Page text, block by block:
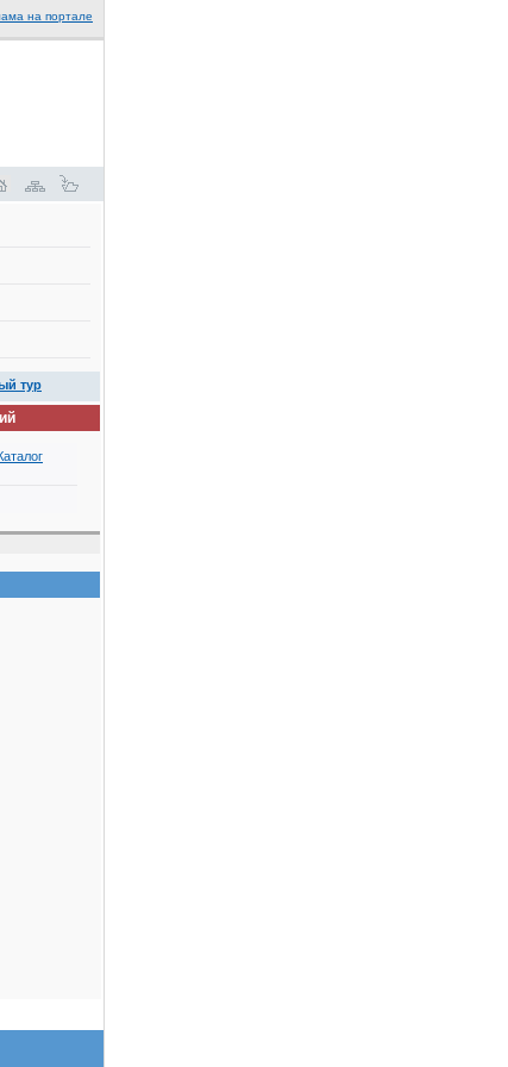
на портале
тур